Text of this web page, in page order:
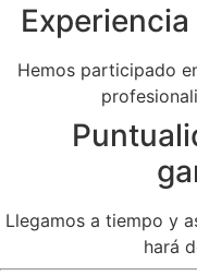
Hemos participado
Llegamos a tiempo y
hará